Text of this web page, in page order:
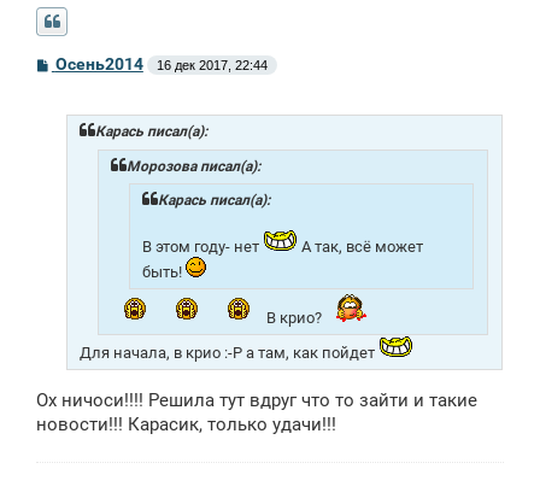
СОсень2014 16 дек 2017, 22:44
Карась писал(а):
Морозова писал(а):
Карась писал(а):
В этом году- нет
А так, всё может
быть!
В крио?
Для начала, в крио :-P а там, как пойдет
Ох ничоси!!!! Решила тут вдруг что то зайти и такие
новости!!! Карасик, только удачи!!!